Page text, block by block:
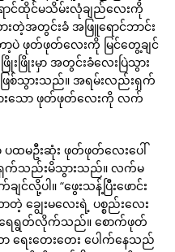
ာင်ထိုင်မသိမ်းလုံချည်လေးကို
အတွင်းခံ အဖြူရောင်ဘာင်း
ပဲ ဖုတ်ဖုတ်လေးကို မြင်တွေ့ချင်
းဖြိုးမှာ အတွင်းခံလေးပြဲသွား
စ်သွားသည်။ အရမ်းလည်းရှက်
ားသော ဖုတ်ဖုတ်လေးကို လက်
ထမဦးဆုံး ဖုတ်ဖုတ်လေးပေါ်
က်သည်းမိသွားသည်။ လက်မ
င်လို့ပါ။ “ဖွေးသန့်ပြီးဖောင်း
ချွေးမလေးရဲ့ ပစ္စည်းလေး
ရေရွတ်လိုက်သည်။ စောက်ဖုတ်
ာ ရေးတေးတေး ပေါက်နေသည်